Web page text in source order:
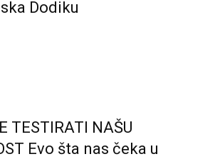
Dodiku
TESTIRATI NAŠU
Evo šta nas čeka u